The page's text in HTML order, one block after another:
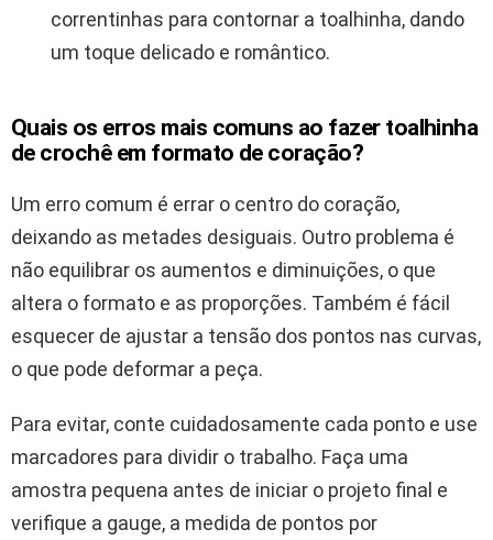
correntinhas para contornar a toalhinha, dando
um toque delicado e romântico.
Quais os erros mais comuns ao fazer toalhinha
de crochê em formato de coração?
Um erro comum é errar o centro do coração,
deixando as metades desiguais. Outro problema é
não equilibrar os aumentos e diminuições, o que
altera o formato e as proporções. Também é fácil
esquecer de ajustar a tensão dos pontos nas curvas,
o que pode deformar a peça.
Para evitar, conte cuidadosamente cada ponto e use
marcadores para dividir o trabalho. Faça uma
amostra pequena antes de iniciar o projeto final e
verifique a gauge, a medida de pontos por